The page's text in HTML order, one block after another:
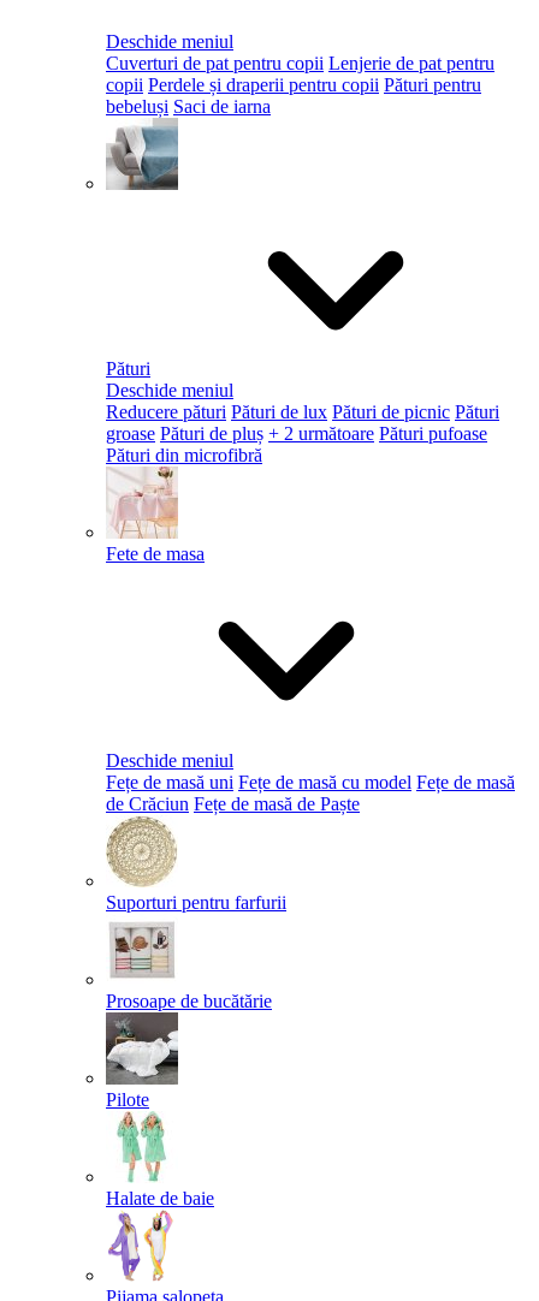
Deschide meniul
Cuverturi de pat pentru copii Lenjerie de pat pentru
copii Perdele și draperii pentru copii Pături pentru
bebeluși Saci de iarna
Pături
Deschide meniul
Reducere pături Pături de lux Pături de picnic Pături
groase Pături de pluș + 2 următoare Pături pufoase
Pături din microfibră
Fete de masa
Deschide meniul
Fețe de masă uni Fețe de masă cu model Fețe de masă
de Crăciun Fețe de masă de Paște​
Suporturi pentru farfurii
Prosoape de bucătărie
Pilote
Halate de baie
Pijama șalopeta